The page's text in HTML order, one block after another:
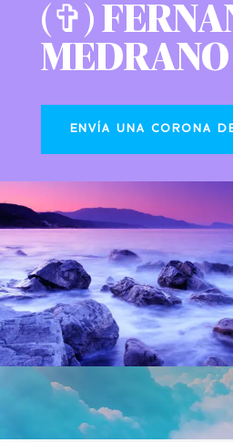
(✞)
ENVÍA UNA CORONA